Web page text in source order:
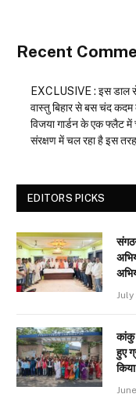
Recent
EXCLUSIVE : इस डाल
वास्तु बिहार से बस चंद
विजया गार्डन के एक फ्लैट
संरक्षण में चल रहा है इस
EDITORS PICKS
July
कांकु
हुए